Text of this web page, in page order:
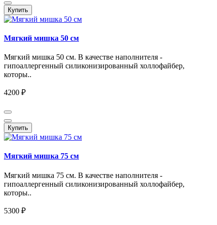
Купить
Мягкий мишка 50 см
Мягкий мишка 50 см. В качестве наполнителя -
гипоаллергенный силиконизированный холлофайбер,
которы..
4200 ₽
Купить
Мягкий мишка 75 см
Мягкий мишка 75 см. В качестве наполнителя -
гипоаллергенный силиконизированный холлофайбер,
которы..
5300 ₽